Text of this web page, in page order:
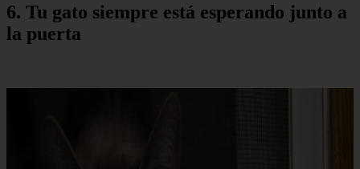
6. Tu gato siempre está esperando junto a
la puerta